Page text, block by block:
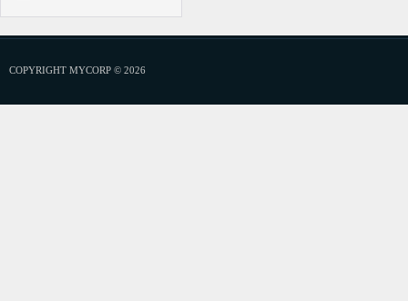
COPYRIGHT MYCORP © 2026